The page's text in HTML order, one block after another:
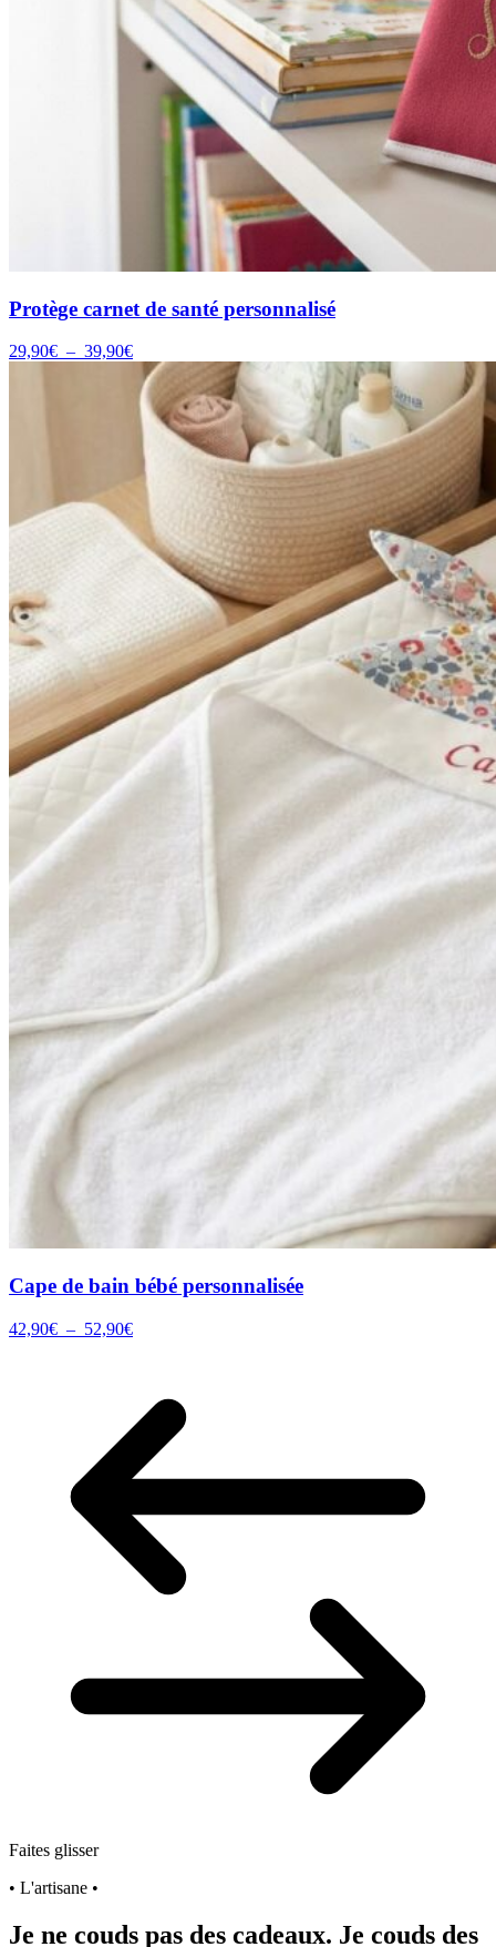
Protège carnet de santé personnalisé
29,90€ – 39,90€Plage
prix :
29,90€
Cape de bain bébé personnalisée
42,90€ – 52,90€Plage
52,90€
Faites glisser
• L'artisane •
Je ne couds pas des cadeaux. Je couds des